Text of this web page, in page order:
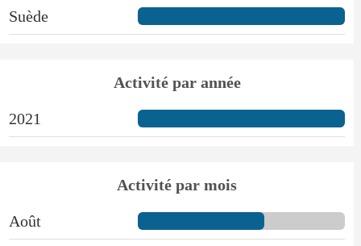
Suède
Activité par année
2021
Activité par mois
Août